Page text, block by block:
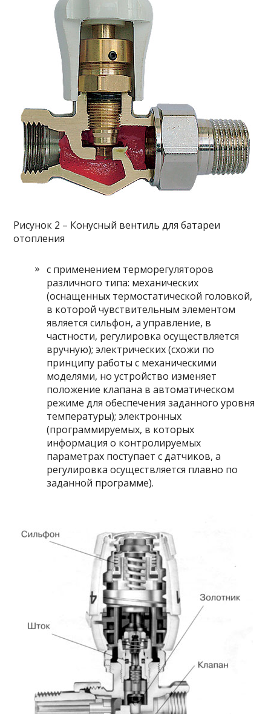
Рисунок 2 – Конусный вентиль для батареи
отопления
с применением терморегуляторов
различного типа: механических
(оснащенных термостатической головкой,
в которой чувствительным элементом
является сильфон, а управление, в
частности, регулировка осуществляется
вручную); электрических (схожи по
принципу работы с механическими
моделями, но устройство изменяет
положение клапана в автоматическом
режиме для обеспечения заданного уровня
температуры); электронных
(программируемых, в которых
информация о контролируемых
параметрах поступает с датчиков, а
регулировка осуществляется плавно по
заданной программе).